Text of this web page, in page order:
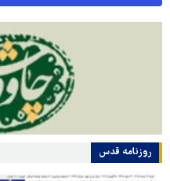
روزنامه قدس